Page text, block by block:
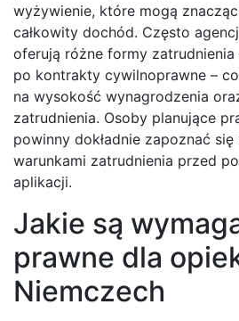
wyżywienie, które mogą
całkowity dochód. Często
oferują różne formy
po kontrakty cywilnoprawne –
na wysokość wynagrodzenia
zatrudnienia. Osoby planujące
powinny dokładnie zapoznać
warunkami zatrudnienia przed
aplikacji.
Jakie są
prawne dla
Niemczech